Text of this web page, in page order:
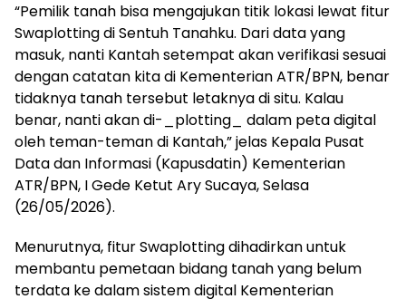
“Pemilik tanah bisa mengajukan titik lokasi lewat fitur
Swaplotting di Sentuh Tanahku. Dari data yang
masuk, nanti Kantah setempat akan verifikasi sesuai
dengan catatan kita di Kementerian ATR/BPN, benar
tidaknya tanah tersebut letaknya di situ. Kalau
benar, nanti akan di-_plotting_ dalam peta digital
oleh teman-teman di Kantah,” jelas Kepala Pusat
Data dan Informasi (Kapusdatin) Kementerian
ATR/BPN, I Gede Ketut Ary Sucaya, Selasa
(26/05/2026).
Menurutnya, fitur Swaplotting dihadirkan untuk
membantu pemetaan bidang tanah yang belum
terdata ke dalam sistem digital Kementerian